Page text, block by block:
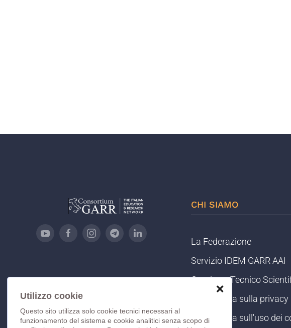
Utilizzo cookie
Questo sito utilizza solo cookie tecnici necessari al
funzionamento del sistema e cookie analitici senza scopo di
❌
CHI SIAMO
La Federazione
Servizio IDEM GARR AAI
Comitato Tecnico
Informativa sulla privacy
Informativa sull'uso dei